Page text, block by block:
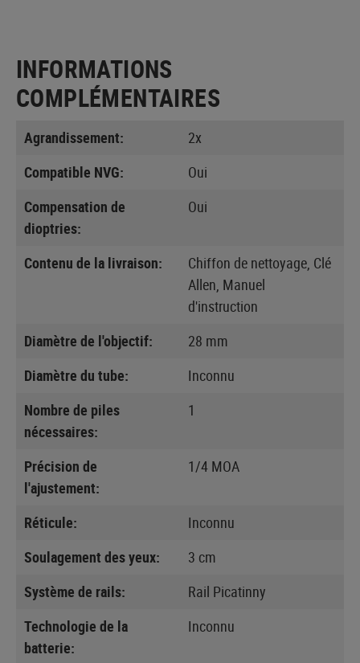
INFORMATIONS
COMPLÉMENTAIRES
Agrandissement:
2x
Compatible NVG:
Oui
Compensation de
dioptries:
Oui
Contenu de la livraison:
Chiffon de nettoyage, Clé
Allen, Manuel
d'instruction
Diamètre de l'objectif:
28 mm
Diamètre du tube:
Inconnu
Nombre de piles
nécessaires:
1
Précision de
l'ajustement:
1/4 MOA
Réticule:
Inconnu
Soulagement des yeux:
3 cm
Système de rails:
Rail Picatinny
Technologie de la
batterie:
Inconnu